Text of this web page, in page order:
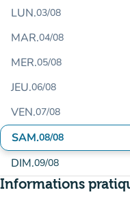
LUN.03/08
MAR.04/08
MER.05/08
JEU.06/08
VEN.07/08
SAM.08/08
DIM.09/08
Informations